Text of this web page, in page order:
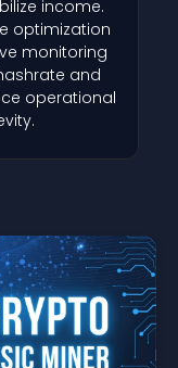
income.
optimization
monitoring
and
operational